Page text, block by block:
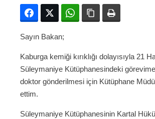
FacebookTwitter WhatsAppBağlanıyı kopyala
Sayın Bakan;
Kaburga kemiği kırıklığı dolayısıyla 21
Süleymaniye Kütüphanesindeki
doktor gönderilmesi için Kütüphane
ettim.
Süleymaniye Kütüphanesinin Kartal